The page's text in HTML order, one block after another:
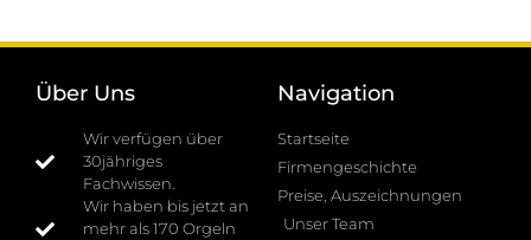
Über Uns
Wir verfügen über
30jähriges
Fachwissen.
Wir haben bis jetzt an
mehr als 170 Orgeln
Navigation
Startseite
Firmengeschichte
Preise, Auszeichnungen
Unser Team